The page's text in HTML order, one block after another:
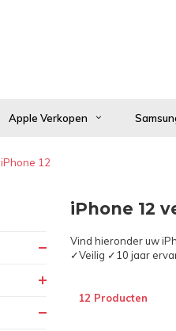
Apple Verkopen
iPhone 12
iPhone 12
Vind hieronder uw
✓Veilig ✓10 jaar
12 Producten